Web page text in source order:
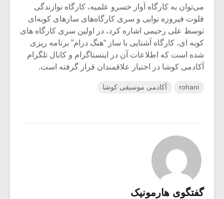
می‌توان به کارگاه آواز خسرو علمیه، کارگاه نوازندگی
فلوت فیروزه نوایی و سری کارگاه‌های سازهای کوبه‌ای
توسط علی رحیمی اشاره کرد، در اولین سری کارگاه های
کوبه ای، کارگاه آشنایی با ساز “هنگ درام” برنامه ریزی
شده است که اطلاعات آن در اینستاگرام و کانال تلگرام
آکادمی کوشا در اختیار علاقمندان قرار گرفته است.
rohani آکادمی موسیقی کوشا
گفتگوی هارمونیک